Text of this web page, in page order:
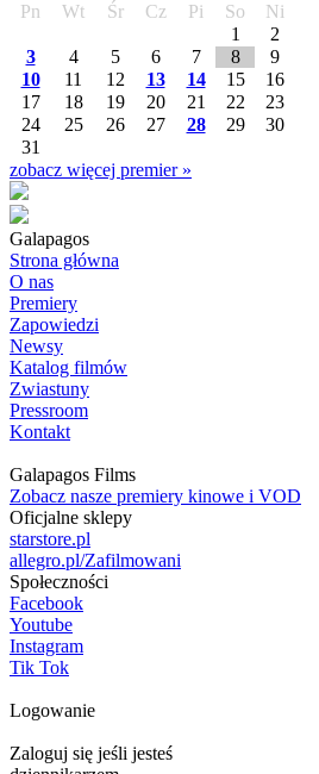
Pn
Wt Śr Cz Pi So
Ni
1
2
3
4 5 6 7 8
9
10
11 12 13 14 15
16
17
18 19 20 21 22
23
24
25 26 27 28 29
30
31
zobacz więcej premier »
Galapagos
Strona główna
O nas
Premiery
Zapowiedzi
Newsy
Katalog filmów
Zwiastuny
Pressroom
Kontakt
Galapagos Films
Zobacz nasze premiery kinowe i VOD
Oficjalne sklepy
starstore.pl
allegro.pl/Zafilmowani
Społeczności
Facebook
Youtube
Instagram
Tik Tok
Logowanie
Zaloguj się jeśli jesteś